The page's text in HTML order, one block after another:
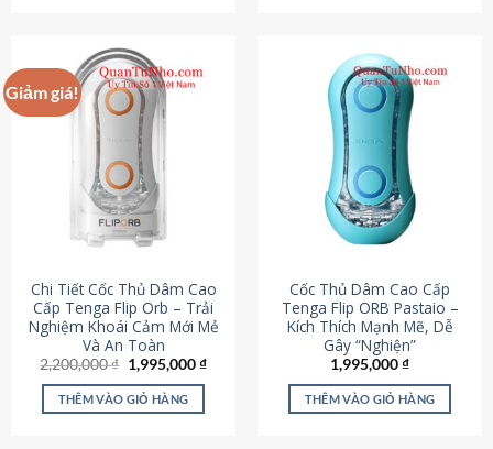
Giảm giá!
Chi Tiết Cốc Thủ Dâm Cao
Cấp Tenga Flip Orb – Trải
Nghiệm Khoái Cảm Mới Mẻ
Và An Toàn
2,200,000₫ Giá
gốc
là:
2,200,000 ₫.
1,995,000₫Giá
THÊM VÀO GIỎ HÀNG
Cốc Thủ Dâm Cao Cấp
Tenga Flip ORB Pastaio –
Kích Thích Mạnh Mẽ, Dễ
Gây “Nghiện”
1,995,000₫
THÊM VÀO GIỎ HÀNG